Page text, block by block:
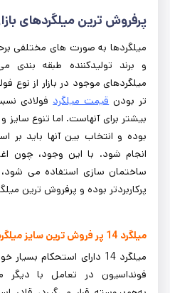
پرفروش ترین میلگردهای
میلگردها به صورت های مختلفی
و برند تولیدکننده طبقه
میلگردهای موجود در بازار از نوع
تر بودنقیمت میلگردفولادی
بیشتر برای آنهاست. اما تنوع سایز
بوده و انتخاب بین آنها باید بر
انجام شود. با این وجود، چون
پرکاربردتر بوده و پرفروش ترین
میلگرد 14 پر فروش ترین سایز میلگرد
میلگرد 14 دارای استحکام
فونداسیون در تعامل با